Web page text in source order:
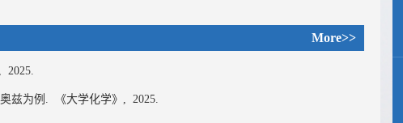
More>>
2025.
兹为例. 《大学化学》, 2025.